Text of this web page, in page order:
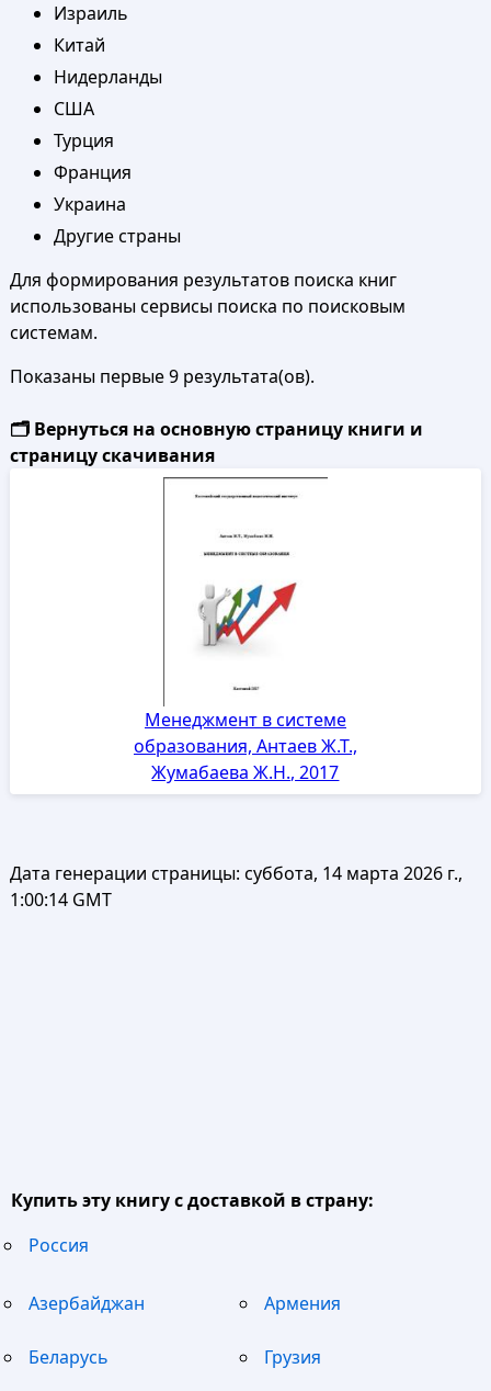
Израиль
Китай
Нидерланды
США
Турция
Франция
Украина
Другие страны
Для формирования результатов поиска книг
использованы сервисы поиска по поисковым
системам.
Показаны первые 9 результата(ов).
🗂️ Вернуться на основную страницу книги и
страницу скачивания
Менеджмент в системе
образования, Антаев Ж.Т.,
Жумабаева Ж.Н., 2017
Дата генерации страницы: суббота, 14 марта 2026 г.,
1:00:14 GMT
Купить эту книгу с доставкой в страну:
Россия
Азербайджан Армения
Беларусь Грузия